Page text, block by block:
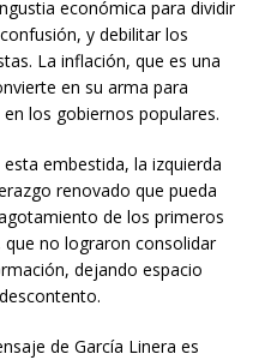
económica para dividir
y debilitar los
La inflación, que es una
en su arma para
los gobiernos populares.
embestida, la izquierda
renovado que pueda
de los primeros
no lograron consolidar
dejando espacio
de García Linera es